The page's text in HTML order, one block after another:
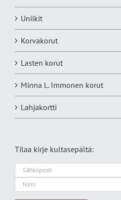
Uniikit
Korvakorut
Lasten korut
Minna L. Immonen korut
Lahjakortti
Tilaa kirje kultasepältä: